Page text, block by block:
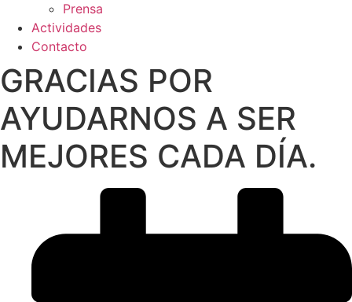
Prensa
Actividades
Contacto
GRACIAS POR
AYUDARNOS A SER
MEJORES CADA DÍA.